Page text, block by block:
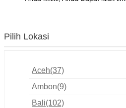
Pilih Lokasi
Aceh(37)
Ambon(9)
Bali(102)